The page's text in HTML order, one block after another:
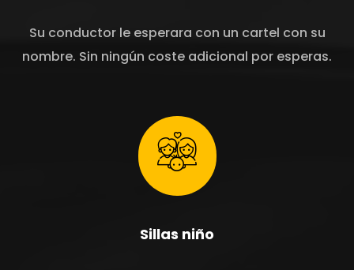
Su conductor le esperara con un cartel con su
nombre. Sin ningún coste adicional por esperas.
Sillas niño